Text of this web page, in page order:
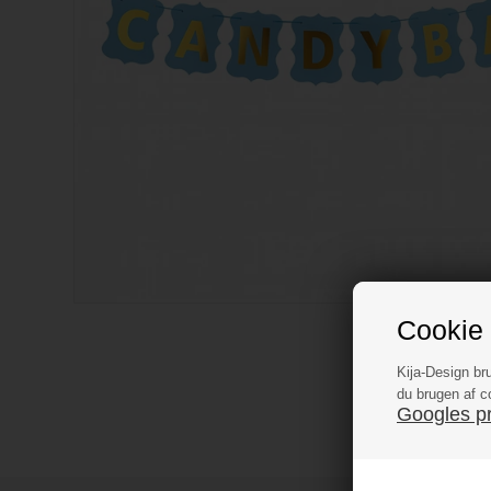
Cookie
Kija-Design
du brugen af
Googles